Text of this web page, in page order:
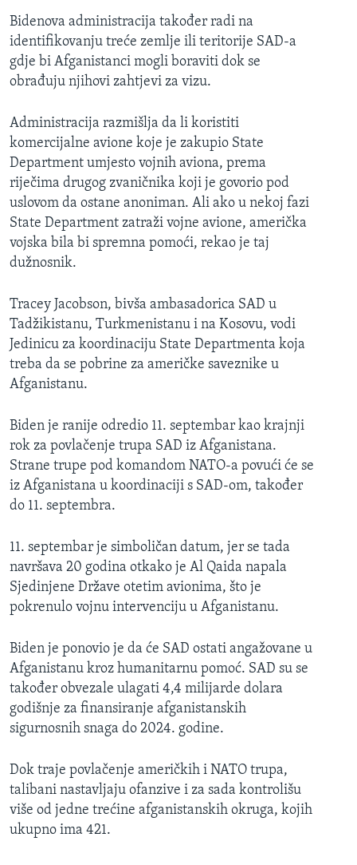
Bidenova administracija također radi na
identifikovanju treće zemlje ili teritorije SAD-a
gdje bi Afganistanci mogli boraviti dok se
obrađuju njihovi zahtjevi za vizu.
Administracija razmišlja da li koristiti
komercijalne avione koje je zakupio State
Department umjesto vojnih aviona, prema
riječima drugog zvaničnika koji je govorio pod
uslovom da ostane anoniman. Ali ako u nekoj fazi
State Department zatraži vojne avione, američka
vojska bila bi spremna pomoći, rekao je taj
dužnosnik.
Tracey Jacobson, bivša ambasadorica SAD u
Tadžikistanu, Turkmenistanu i na Kosovu, vodi
Jedinicu za koordinaciju State Departmenta koja
treba da se pobrine za američke saveznike u
Afganistanu.
Biden je ranije odredio 11. septembar kao krajnji
rok za povlačenje trupa SAD iz Afganistana.
Strane trupe pod komandom NATO-a povući će se
iz Afganistana u koordinaciji s SAD-om, također
do 11. septembra.
11. septembar je simboličan datum, jer se tada
navršava 20 godina otkako je Al Qaida napala
Sjedinjene Države otetim avionima, što je
pokrenulo vojnu intervenciju u Afganistanu.
Biden je ponovio je da će SAD ostati angažovane u
Afganistanu kroz humanitarnu pomoć. SAD su se
također obvezale ulagati 4,4 milijarde dolara
godišnje za finansiranje afganistanskih
sigurnosnih snaga do 2024. godine.
Dok traje povlačenje američkih i NATO trupa,
talibani nastavljaju ofanzive i za sada kontrolišu
više od jedne trećine afganistanskih okruga, kojih
ukupno ima 421.